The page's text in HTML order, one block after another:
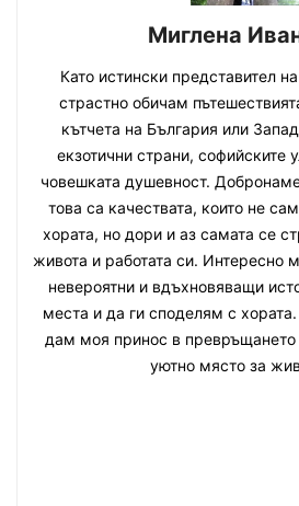
Миглена
Като истински представител
страстно обичам
кътчета на България или
екзотични страни, софийските
човешката душевност.
това са качествата, които не
хората, но дори и аз самата се
живота и работата си. Интересно
невероятни и вдъхновяващи
места и да ги споделям с
дам моя принос в превръщането
уютно място за